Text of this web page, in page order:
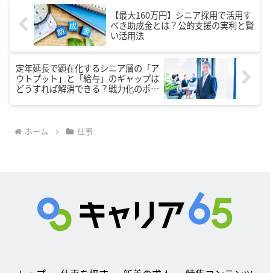
【最大160万円】シニア採用で活用す
べき助成金とは？公的支援の実利と賢
い活用法
定年延長で顕在化するシニア層の「ア
ウトプット」と「給与」のギャップは
どうすれば解消できる？戦力化のポイ
ホーム 仕事